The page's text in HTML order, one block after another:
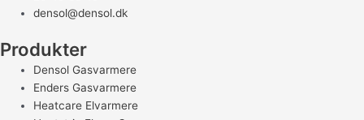
densol@densol.dk
Produkter
Densol Gasvarmere
Enders Gasvarmere
Heatcare Elvarmere